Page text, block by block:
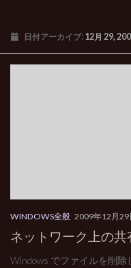
日付アーカイブ: 12月 29,
WINDOWS全般 2009年12月29
ネットワーク上の
Windows でファイルを削